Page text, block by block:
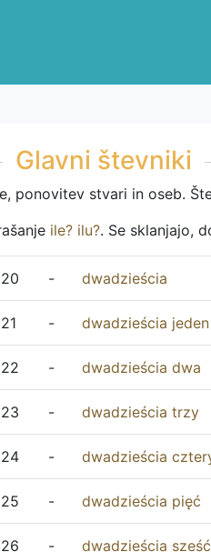
Glavni števniki
ponovitev stvari in oseb.
ile? ilu?. Se sklanjajo,
20 - dwadzieścia
21 - dwadzieścia jeden
22 - dwadzieścia dwa
23 - dwadzieścia trzy
24 - dwadzieścia
25 - dwadzieścia pięć
26 - dwadzieścia sześć